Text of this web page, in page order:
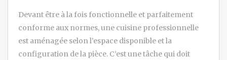
Devant être à la fois fonctionnelle et parfaitement
conforme aux normes, une cuisine professionnelle
est aménagée selon l’espace disponible et la
configuration de la pièce. C’est une tâche qui doit